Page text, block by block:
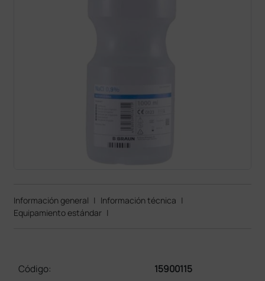
Información general | Información técnica |
Equipamiento estándar |
Código:
15900115